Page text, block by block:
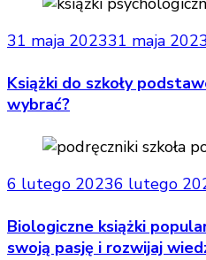
31 maja 202331 maja
Książki do szkoły
wybrać?
6 lutego 20236 lutego
Biologiczne książki
swoją pasję i rozwijaj